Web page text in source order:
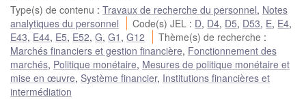
Type(s) de contenu : Travaux de recherche du personnel, Notes
analytiques du personnel
Code(s) JEL : D, D4, D5, D53, E, E4,
E43, E44, E5, E52, G, G1 , G12 Thème(s) de recherche :
Marchés financiers et gestion financière, Fonctionnement des
marchés, Politique monétaire, Mesures de politique monétaire et
mise en œuvre, Système financier, Institutions financières et
intermédiation